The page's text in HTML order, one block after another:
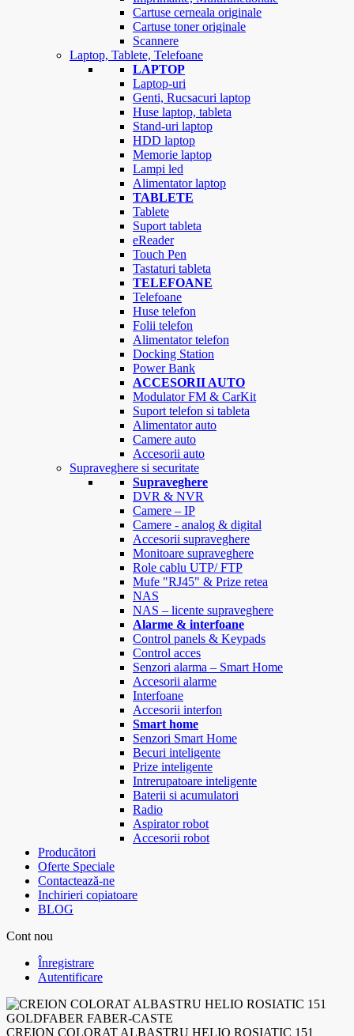
Cartuse cerneala originale
Cartuse toner originale
Scannere
Laptop, Tablete, Telefoane
LAPTOP
Laptop-uri
Genti, Rucsacuri laptop
Huse laptop, tableta
Stand-uri laptop
HDD laptop
Memorie laptop
Lampi led
Alimentator laptop
TABLETE
Tablete
Suport tableta
eReader
Touch Pen
Tastaturi tableta
TELEFOANE
Telefoane
Huse telefon
Folii telefon
Alimentator telefon
Docking Station
Power Bank
ACCESORII AUTO
Modulator FM & CarKit
Suport telefon si tableta
Alimentator auto
Camere auto
Accesorii auto
Supraveghere si securitate
Supraveghere
DVR & NVR
Camere – IP
Camere - analog & digital
Accesorii supraveghere
Monitoare supraveghere
Role cablu UTP/ FTP
Mufe "RJ45" & Prize retea
NAS
NAS – licente supraveghere
Alarme & interfoane
Control panels & Keypads
Control acces
Senzori alarma – Smart Home
Accesorii alarme
Interfoane
Accesorii interfon
Smart home
Senzori Smart Home
Becuri inteligente
Prize inteligente
Intrerupatoare inteligente
Baterii si acumulatori
Radio
Aspirator robot
Accesorii robot
Producători
Oferte Speciale
Contactează-ne
Inchirieri copiatoare
BLOG
Cont nou
Înregistrare
Autentificare
CREION COLORAT ALBASTRU HELIO ROSIATIC 151